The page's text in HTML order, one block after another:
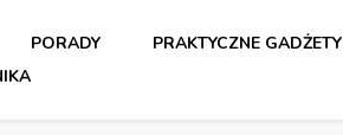
PORADY
PRAKTYCZNE GADŻETY